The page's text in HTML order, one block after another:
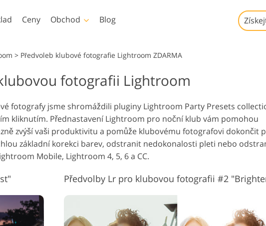
fotografie
nemovitostí
obrázky
Ceny Obchod
Templates
Šablony
Valentýnské karty
Pozvánky na svatbu
Pozvánka na narozeniny
dětí
Video
Profesionální LUT
Blog
> Předvoleb klubové fotografie Lightroom ZDARMA
fotografii Lightroom
fotografy jsme shromáždili pluginy Lightroom Party Presets
kliknutím. Přednastavení Lightroom pro noční klub vám pomohou
zvýší vaši produktivitu a pomůže klubovému fotografovi dokončit
základní korekci barev, odstranit nedokonalosti pleti nebo
Mobile, Lightroom 4, 5, 6 a CC.
Předvolby Lr pro klubovou fotografii #2